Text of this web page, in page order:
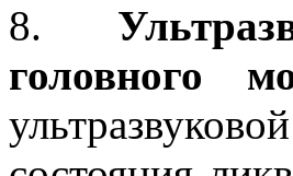
8.
головного